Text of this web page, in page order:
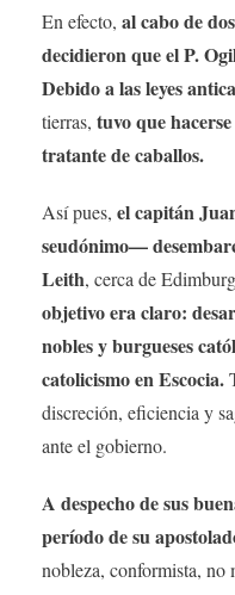
En efecto, al cabo de
decidieron que el P.
Debido a las leyes
tierras, tuvo que
tratante de caballos.
Así pues, el capitán
seudónimo—
Leith, cerca de
objetivo era claro:
nobles y burgueses
catolicismo en Escocia.
discreción, eficiencia y
ante el gobierno.
A despecho de sus
período de su
nobleza, conformista, no